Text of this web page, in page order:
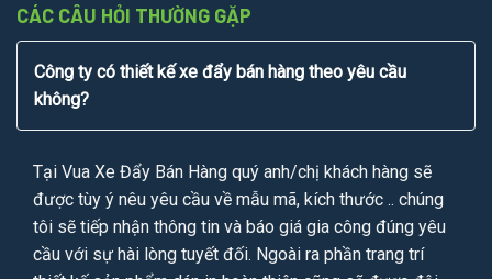
CÁC CÂU HỎI THƯỜNG GẶP
Công ty có thiết kế xe đẩy bán hàng theo yêu cầu
không?
Tại Vua Xe Đẩy Bán Hàng quý anh/chị khách hàng sẽ
được tùy ý nêu yêu cầu về mẫu mã, kích thước .. chúng
tôi sẽ tiếp nhận thông tin và báo giá gia công đúng yêu
cầu với sự hài lòng tuyết đối. Ngoài ra phần trang trí